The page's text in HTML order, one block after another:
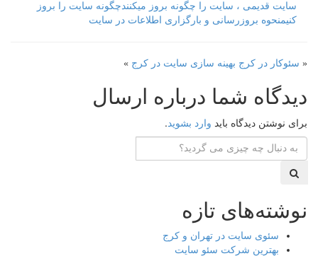
سایت قدیمی ، سایت را چگونه بروز میکنندچگونه سایت را بروز
کنیمنحوه بروزرسانی و بارگزاری اطلاعات در سایت
« سئوکار در کرج بهینه سازی سایت در کرج »
دیدگاه شما درباره ارسال
برای نوشتن دیدگاه باید وارد بشوید.
نوشته‌های تازه
سئوی سایت در تهران و کرج
بهترین شرکت سئو سایت